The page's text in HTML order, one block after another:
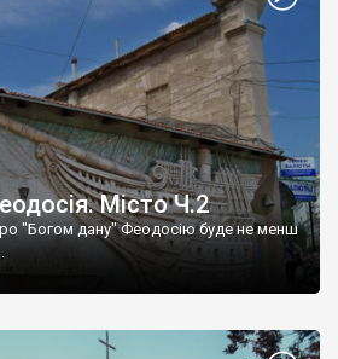
Місто Ч.2
"Богом дану" Феодосію буде не менш